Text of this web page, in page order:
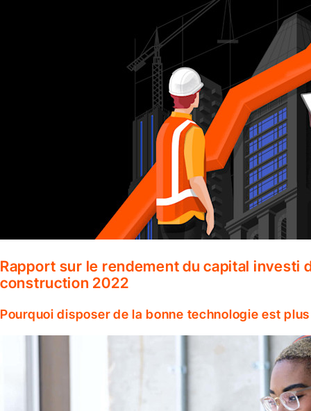
Rapport sur le rendement du capital investi
construction 2022
Pourquoi disposer de la bonne technologie est